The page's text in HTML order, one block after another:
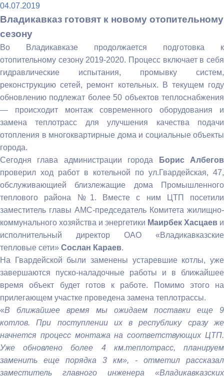
04.07.2019
Владикавказ готовят к новому отопительному
сезону
Во Владикавказе продолжается подготовка к
отопительному сезону 2019-2020. Процесс включает в себя
гидравлические испытания, промывку систем,
реконструкцию сетей, ремонт котельных. В текущем году
обновлению подлежат более 50 объектов теплоснабжения
— происходит монтаж современного оборудования и
замена теплотрасс для улучшения качества подачи
отопления в многоквартирные дома и социальные объекты
города.
Сегодня глава администрации города
Борис Албегов
проверил ход работ в котельной по ул.Гвардейская, 47,
обслуживающией близлежащие дома Промышленного
теплового района №1. Вместе с ним ЦТП посетили
заместитель главы АМС-председатель Комитета жилищно-
коммунального хозяйства и энергетики Маирбек Хасцаев и
исполнительный директор ОАО «Владикавказские
тепловые сети» Сослан Караев.
На Гвардейской были заменены устаревшие котлы, уже
завершаются пуско-наладочные работы и в ближайшее
время объект будет готов к работе. Помимо этого на
прилегающем участке проведена замена теплотрассы.
«В ближайшее время мы ожидаем поставки еще 9
котлов. При поступлении их в республику сразу же
начнется процесс монтажа на соответствующих ЦТП.
Уже обновлено более 4 км.теплотрасс, планируем
заменить еще порядка 3 км», - отметил рассказал
заместитель главного инженера «Владикавказских